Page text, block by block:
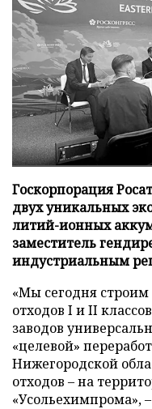
Госкорпорация
двух уникальных
литий-ионных
заместитель
индустриальным
«Мы сегодня строим
отходов I и II
заводов
«целевой»
Нижегородской
отходов – на
«Усольехимпрома»,